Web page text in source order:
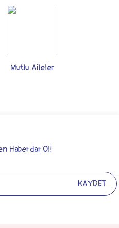
Mutlu Aileler
Haberdar Ol!
KAYDET